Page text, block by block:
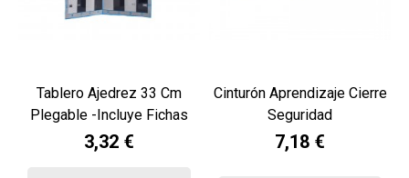
Tablero Ajedrez 33 Cm
Plegable -incluye Fichas
Sencillas-
3,32 €
Cinturón Aprendizaje Cierre
Seguridad
7,18 €